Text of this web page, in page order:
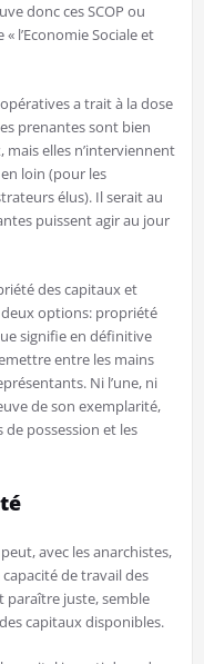
donc ces SCOP ou
l’Economie Sociale et
a trait à la dose
prenantes sont bien
mais elles n’interviennent
loin (pour les
élus). Il serait au
puissent agir au jour
des capitaux et
deux options: propriété
signifie en définitive
entre les mains
Ni l’une, ni
de son exemplarité,
possession et les
avec les anarchistes,
de travail des
paraître juste, semble
capitaux disponibles.